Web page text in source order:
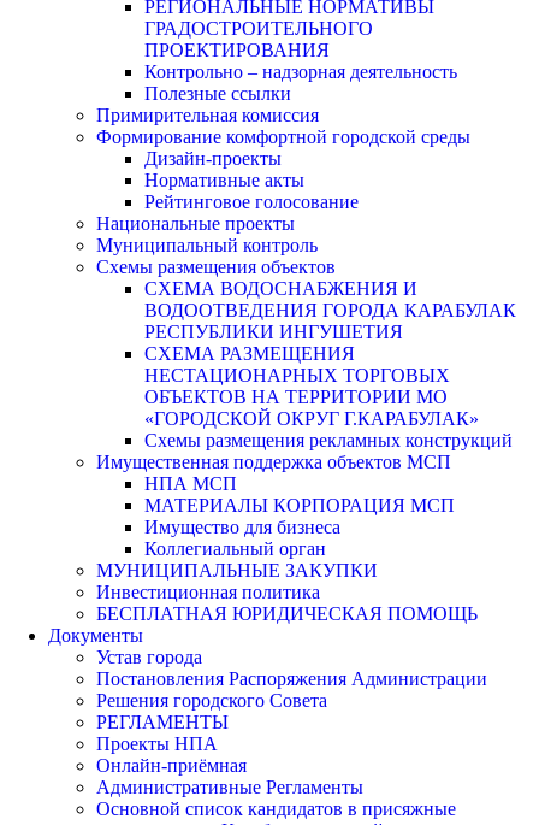
РЕГИОНАЛЬНЫЕ НОРМАТИВЫ
ГРАДОСТРОИТЕЛЬНОГО
ПРОЕКТИРОВАНИЯ
Контрольно – надзорная деятельность
Полезные ссылки
Примирительная комиссия
Формирование комфортной городской среды
Дизайн-проекты
Нормативные акты
Рейтинговое голосование
Национальные проекты
Муниципальный контроль
Схемы размещения объектов
СХЕМА ВОДОСНАБЖЕНИЯ И
ВОДООТВЕДЕНИЯ ГОРОДА КАРАБУЛАК
РЕСПУБЛИКИ ИНГУШЕТИЯ
СХЕМА РАЗМЕЩЕНИЯ
НЕСТАЦИОНАРНЫХ ТОРГОВЫХ
ОБЪЕКТОВ НА ТЕРРИТОРИИ МО
«ГОРОДСКОЙ ОКРУГ Г.КАРАБУЛАК»
Схемы размещения рекламных конструкций
Имущественная поддержка объектов МСП
НПА МСП
МАТЕРИАЛЫ КОРПОРАЦИЯ МСП
Имущество для бизнеса
Коллегиальный орган
МУНИЦИПАЛЬНЫЕ ЗАКУПКИ
Инвестиционная политика
БЕСПЛАТНАЯ ЮРИДИЧЕСКАЯ ПОМОЩЬ
Документы
Устав города
Постановления Распоряжения Администрации
Решения городского Совета
РЕГЛАМЕНТЫ
Проекты НПА
Онлайн-приёмная
Административные Регламенты
Основной список кандидатов в присяжные